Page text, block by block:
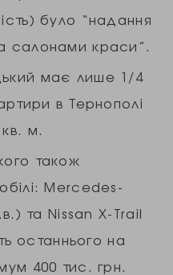
було “надання
салонами краси”.
має лише 1/4
в Тернополі
м.
також
Mercedes-
та Nissan X-Trail
останнього на
400 тис. грн.